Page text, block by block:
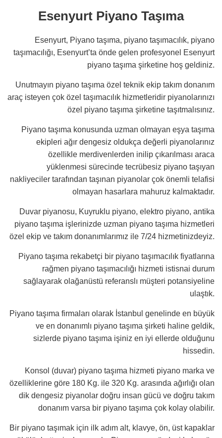
Esenyurt Piyano Taşıma
Esenyurt, Piyano taşıma, piyano taşımacılık, piyano
taşımacılığı, Esenyurt’ta önde gelen profesyonel Esenyurt
piyano taşıma şirketine hoş geldiniz.
Unutmayın piyano taşıma özel teknik ekip takım donanım
araç isteyen çok özel taşımacılık hizmetleridir piyanolarınızı
özel piyano taşıma şirketine taşıtmalısınız.
Piyano taşıma konusunda uzman olmayan eşya taşıma
ekipleri ağır dengesiz oldukça değerli piyanolarınız
özellikle merdivenlerden inilip çıkarılması araca
yüklenmesi sürecinde tecrübesiz piyano taşıyan
nakliyeciler tarafından taşınan piyanolar çok önemli telafisi
olmayan hasarlara mahuruz kalmaktadır.
Duvar piyanosu, Kuyruklu piyano, elektro piyano, antika
piyano taşıma işlerinizde uzman piyano taşıma hizmetleri
özel ekip ve takım donanımlarımız ile 7/24 hizmetinizdeyiz.
Piyano taşıma rekabetçi bir piyano taşımacılık fiyatlarına
rağmen piyano taşımacılığı hizmeti istisnai durum
sağlayarak olağanüstü referanslı müşteri potansiyeline
ulaştık.
Piyano taşıma firmaları olarak İstanbul genelinde en büyük
ve en donanımlı piyano taşıma şirketi haline geldik,
sizlerde piyano taşıma işiniz en iyi ellerde olduğunu
hissedin.
Konsol (duvar) piyano taşıma hizmeti piyano marka ve
özelliklerine göre 180 Kg. ile 320 Kg. arasında ağırlığı olan
dik dengesiz piyanolar doğru insan gücü ve doğru takım
donanım varsa bir piyano taşıma çok kolay olabilir.
Bir piyano taşımak için ilk adım alt, klavye, ön, üst kapaklar